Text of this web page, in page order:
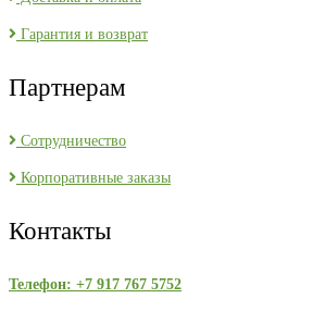
Гарантия и возврат
Партнерам
Сотрудничество
Корпоративные заказы
Контакты
Телефон: +7 917 767 5752